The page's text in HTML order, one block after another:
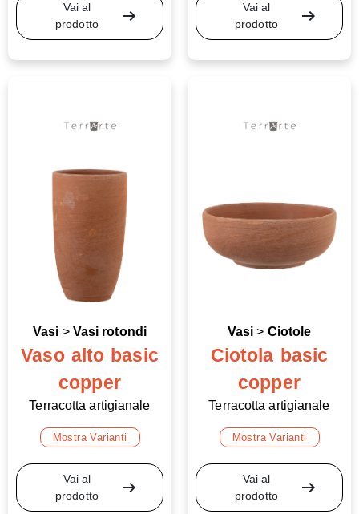
Vai al
prodotto
arrow_right_alt
Vai al
prodotto
arrow_right_alt
Vasi > Vasi rotondi
Vaso alto basic
copper
Terracotta artigianale
Mostra Varianti
Vai al
prodotto
arrow_right_alt
Vasi > Ciotole
Ciotola basic
copper
Terracotta artigianale
Mostra Varianti
Vai al
prodotto
arrow_right_alt